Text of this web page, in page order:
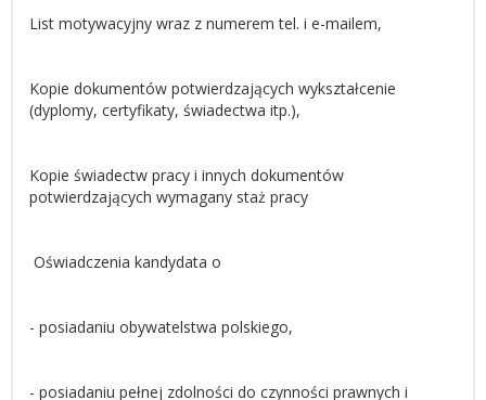
List motywacyjny wraz z numerem tel. i e-mailem,
Kopie dokumentów potwierdzających wykształcenie
(dyplomy, certyfikaty, świadectwa itp.),
Kopie świadectw pracy i innych dokumentów
potwierdzających wymagany staż pracy
Oświadczenia kandydata o
- posiadaniu obywatelstwa polskiego,
- posiadaniu pełnej zdolności do czynności prawnych i